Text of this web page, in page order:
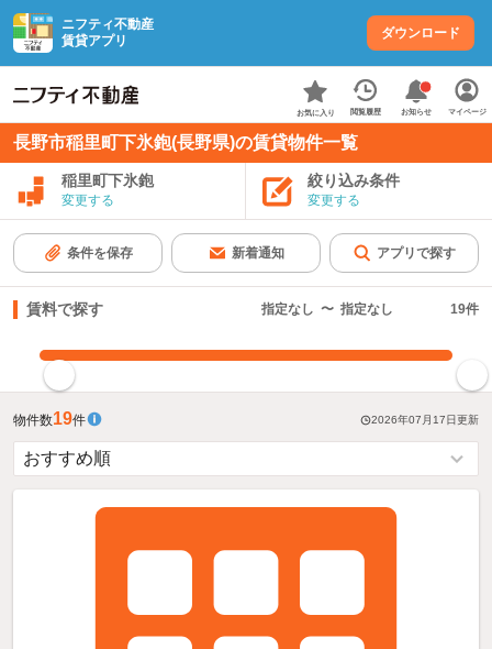
ニフティ不動産
賃貸アプリ
ダウンロード
お気に入り 閲覧履歴 お知らせ マイページ
長野市稲里町下氷鉋(長野県)の賃貸物件一覧
稲里町下氷鉋
変更する
絞り込み条件
変更する
条件を保存 新着通知 アプリで探す
賃料で探す 指定なし 〜 指定なし 19件
物件数19件 2026年07月17日更新